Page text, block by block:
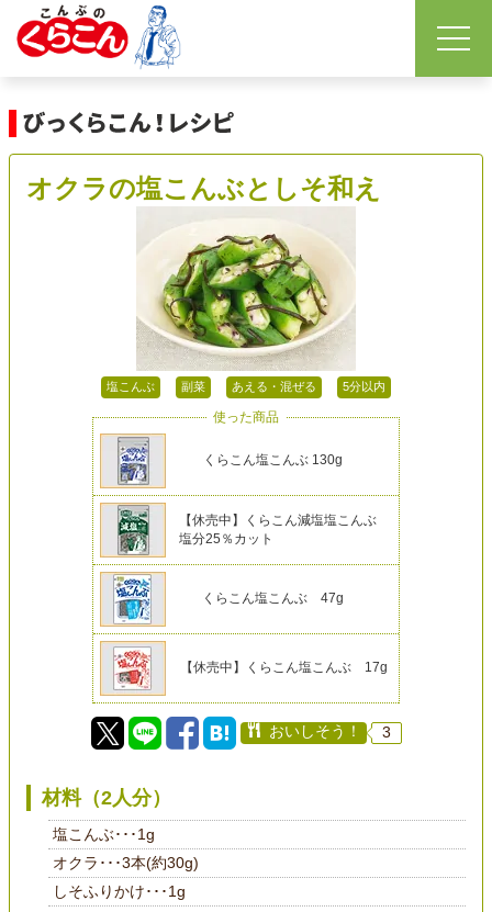
オクラの塩こんぶとしそ和え
塩こんぶ 副菜 あえる・混ぜる 5分以内
使った商品
くらこん塩こんぶ 130g
【休売中】くらこん減塩塩こんぶ
塩分25％カット
くらこん塩こんぶ 47g
【休売中】くらこん塩こんぶ 17g
おいしそう！ 3
材料（2人分）
塩こんぶ･･･1g
オクラ･･･3本(約30g)
しそふりかけ･･･1g